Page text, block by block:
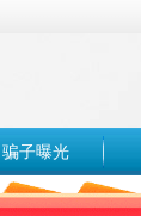
骗子曝光